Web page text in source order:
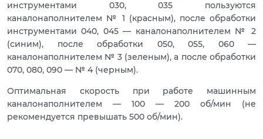
инструментами 030, 035 пользуются
каналонаполнителем № 1 (красным), после обработки
инструментами 040, 045 — каналонаполнителем № 2
(синим), после обработки 050, 055, 060 —
каналонаполнителем № 3 (зеленым), а после обработки
070, 080, 090 — № 4 (черным).
Оптимальная скорость при работе машинным
каналонаполнителем — 100 — 200 об/мин (не
рекомендуется превышать 500 об/мин).